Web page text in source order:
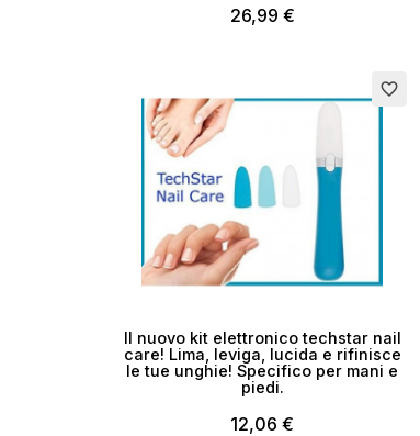
26,99 €
favorite_border
Il nuovo kit elettronico techstar nail
care! Lima, leviga, lucida e rifinisce
le tue unghie! Specifico per mani e
piedi.
12,06 €
Crea lista dei desideri